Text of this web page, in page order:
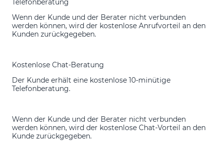
Telefonberatung
Wenn der Kunde und der Berater nicht verbunden
werden können, wird der kostenlose Anrufvorteil an den
Kunden zurückgegeben.
Kostenlose Chat-Beratung
Der Kunde erhält eine kostenlose 10-minütige
Telefonberatung.
Wenn der Kunde und der Berater nicht verbunden
werden können, wird der kostenlose Chat-Vorteil an den
Kunde zurückgegeben.